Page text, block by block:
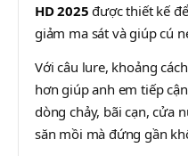
HD 2025 được thiết kế
giảm ma sát và giúp cú
Với câu lure, khoảng
hơn giúp anh em tiếp
dòng chảy, bãi cạn, cửa
săn mồi mà đứng gần